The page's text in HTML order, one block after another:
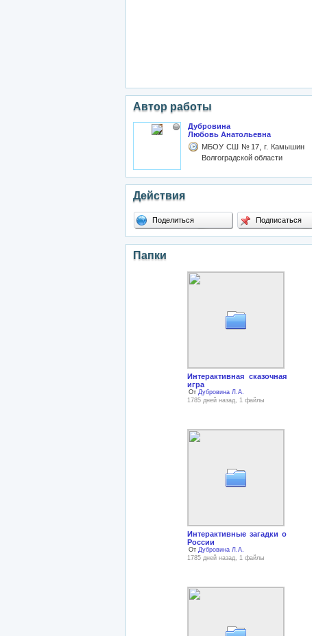
Автор работы
Дубровина
Любовь Анатольевна
МБОУ СШ №17, г. Камышин
Волгоградской области
Действия
Поделиться Подписаться
Папки
Интерактивная сказочная
игра
От Дубровина Л.А.
1785 дней назад, 1 файлы
Интерактивные загадки о
России
От Дубровина Л.А.
1785 дней назад, 1 файлы